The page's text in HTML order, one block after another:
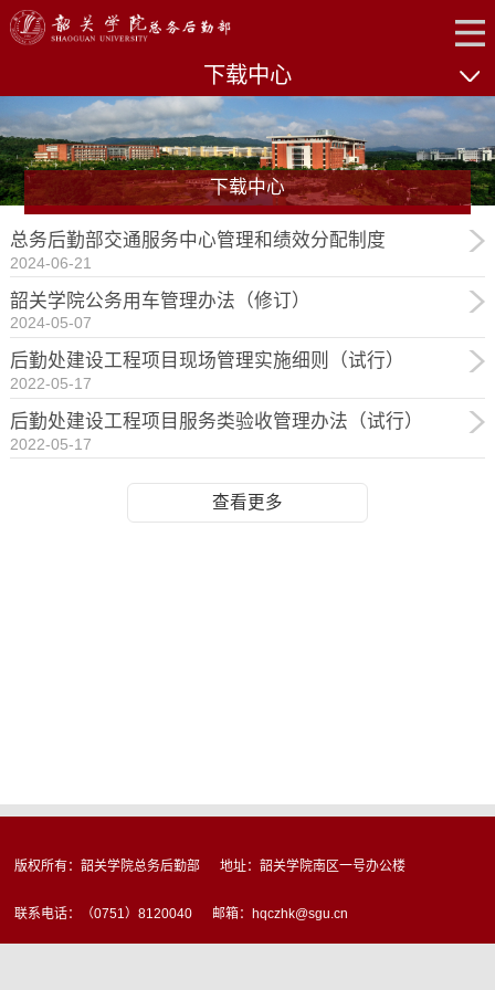
下载中心
下载中心
总务后勤部交通服务中心管理和绩效分配制度
2024-06-21
韶关学院公务用车管理办法（修订）
2024-05-07
后勤处建设工程项目现场管理实施细则（试行）
2022-05-17
后勤处建设工程项目服务类验收管理办法（试行）
2022-05-17
查看更多
版权所有：韶关学院总务后勤部 地址：韶关学院南区一号办公楼
联系电话：（0751）8120040 邮箱：hqczhk@sgu.cn